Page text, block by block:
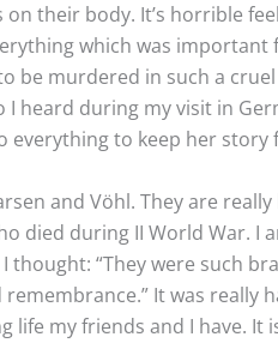
their body. It’s horrible
which was
be murdered in such a
heard during my visit in
everything to keep her
and Vöhl. They are
died during II World War.
“They were such
It was
life my friends and I have.